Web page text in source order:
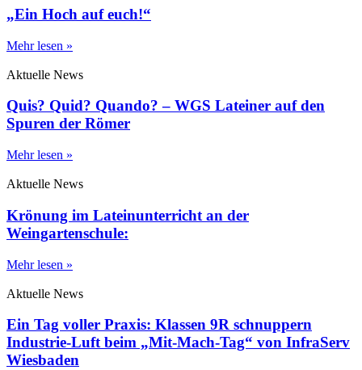
„Ein Hoch auf euch!“
Mehr lesen »
Aktuelle News
Quis? Quid? Quando? – WGS Lateiner auf den
Spuren der Römer
Mehr lesen »
Aktuelle News
Krönung im Lateinunterricht an der
Weingartenschule:
Mehr lesen »
Aktuelle News
Ein Tag voller Praxis: Klassen 9R schnuppern
Industrie-Luft beim „Mit-Mach-Tag“ von InfraServ
Wiesbaden